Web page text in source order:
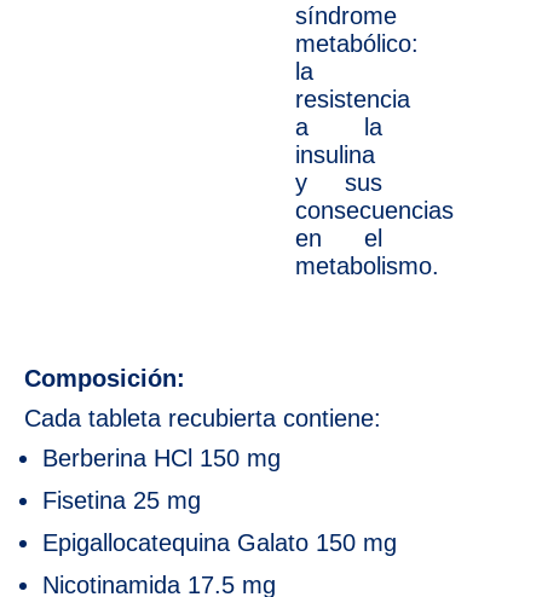
síndrome
metabólico:
la
resistencia
a la
insulina
y sus
consecuencias
en el
metabolismo.
Composición:
Cada tableta recubierta contiene:
Berberina HCl 150 mg
Fisetina 25 mg
Epigallocatequina Galato 150 mg
Nicotinamida 17.5 mg